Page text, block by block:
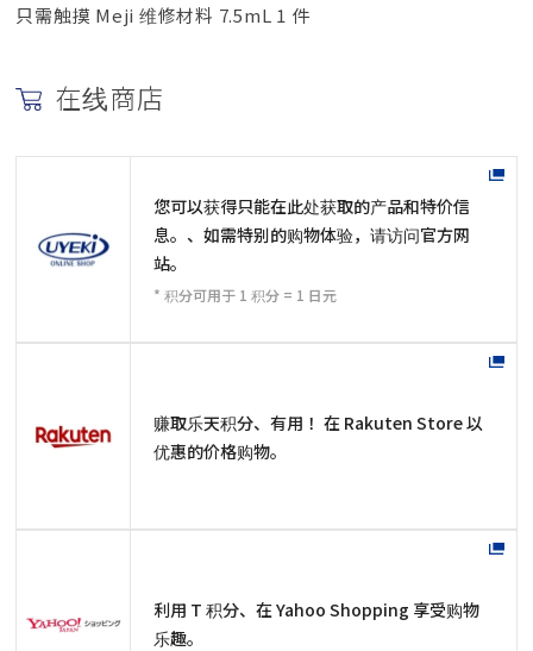
只需触摸 Meji 维修材料 7.5mL 1 件
在线商店
您可以获得只能在此处获取的产品和特价信
息。、如需特别的购物体验，请访问官方网
站。
* 积分可用于 1 积分 = 1 日元
赚取乐天积分、有用！ 在 Rakuten Store 以
优惠的价格购物。
利用 T 积分、在 Yahoo Shopping 享受购物
乐趣。